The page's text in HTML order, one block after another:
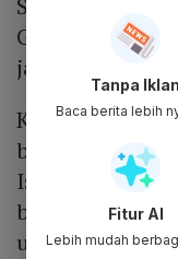
Sebagai mana
Gereja Katedral
jalan kecil.
Karena
beberapa
Istiqlal ataupun
bergantian
untuk parkir.
Tanpa Iklan
Baca berita lebih
Fitur AI
Lebih mudah